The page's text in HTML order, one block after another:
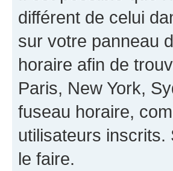
différent de celui
sur votre panneau
horaire afin de
Paris, New York,
fuseau horaire,
utilisateurs inscrits.
le faire.